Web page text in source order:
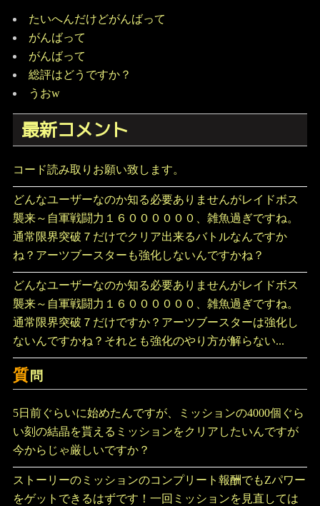
たいへんだけどがんばって
がんばって
がんばって
総評はどうですか？
うおw
最新コメント
コード読み取りお願い致します。
どんなユーザーなのか知る必要ありませんがレイドボス
襲来～自軍戦闘力１６００００００、雑魚過ぎですね。
通常限界突破７だけでクリア出来るバトルなんですか
ね？アーツブースターも強化しないんですかね？
どんなユーザーなのか知る必要ありませんがレイドボス
襲来～自軍戦闘力１６００００００、雑魚過ぎですね。
通常限界突破７だけですか？アーツブースターは強化し
ないんですかね？それとも強化のやり方が解らない...
質 問
5日前ぐらいに始めたんですが、ミッションの4000個ぐら
い刻の結晶を貰えるミッションをクリアしたいんですが
今からじゃ厳しいですか？
ストーリーのミッションのコンプリート報酬でもZパワー
をゲットできるはずです！一回ミッションを見直しては